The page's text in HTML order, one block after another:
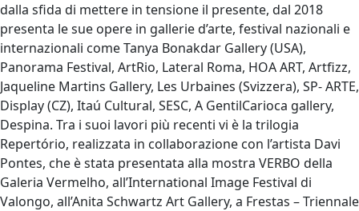
dalla sfida di mettere in tensione il presente, dal 2018
presenta le sue opere in gallerie d’arte, festival nazionali e
internazionali come Tanya Bonakdar Gallery (USA),
Panorama Festival, ArtRio, Lateral Roma, HOA ART, Artfizz,
Jaqueline Martins Gallery, Les Urbaines (Svizzera), SP- ARTE,
Display (CZ), Itaú Cultural, SESC, A GentilCarioca gallery,
Despina. Tra i suoi lavori più recenti vi è la trilogia
Repertório, realizzata in collaborazione con l’artista Davi
Pontes, che è stata presentata alla mostra VERBO della
Galeria Vermelho, all’International Image Festival di
Valongo, all’Anita Schwartz Art Gallery, a Frestas – Triennale